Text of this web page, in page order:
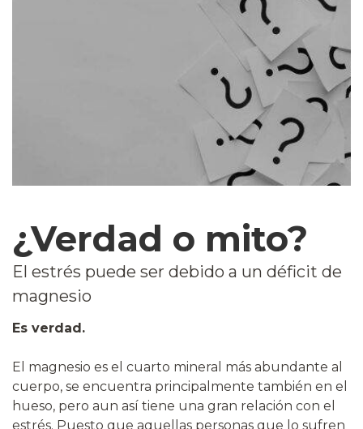
¿Verdad o mito?
El estrés puede ser debido a un déficit de
magnesio
Es verdad.
El magnesio es el cuarto mineral más abundante al
cuerpo, se encuentra principalmente también en el
hueso, pero aun así tiene una gran relación con el
estrés. Puesto que aquellas personas que lo sufren